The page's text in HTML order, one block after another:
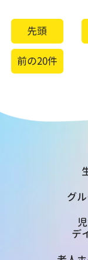
先頭
前の20件
グ
デ